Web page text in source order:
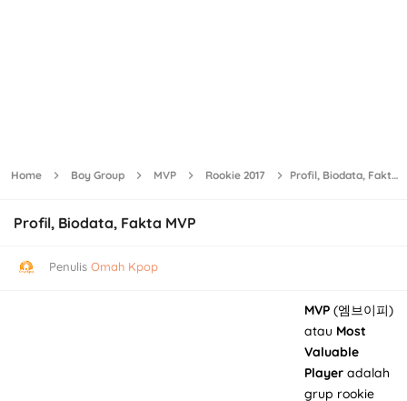
Home Boy Group MVP Rookie 2017 Profil, Biodata, Fakta MVP
Profil, Biodata, Fakta MVP
Penulis Omah Kpop
MVP (엠브이피)
atau Most
Valuable
Player adalah
grup rookie